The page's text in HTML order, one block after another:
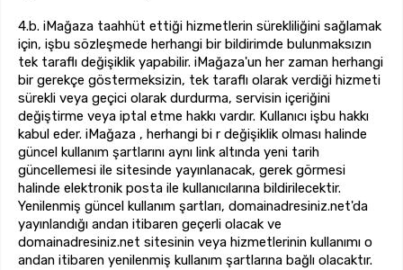
4.b. iMağaza taahhüt ettiği hizmetlerin sürekliliğini sağlamak
için, işbu sözleşmede herhangi bir bildirimde bulunmaksızın
tek taraflı değişiklik yapabilir. iMağaza'un her zaman herhangi
bir gerekçe göstermeksizin, tek taraflı olarak verdiği hizmeti
sürekli veya geçici olarak durdurma, servisin içeriğini
değiştirme veya iptal etme hakkı vardır. Kullanıcı işbu hakkı
kabul eder. iMağaza , herhangi bi r değişiklik olması halinde
güncel kullanım şartlarını aynı link altında yeni tarih
güncellemesi ile sitesinde yayınlanacak, gerek görmesi
halinde elektronik posta ile kullanıcılarına bildirilecektir.
Yenilenmiş güncel kullanım şartları, domainadresiniz.net'da
yayınlandığı andan itibaren geçerli olacak ve
domainadresiniz.net sitesinin veya hizmetlerinin kullanımı o
andan itibaren yenilenmiş kullanım şartlarına bağlı olacaktır.